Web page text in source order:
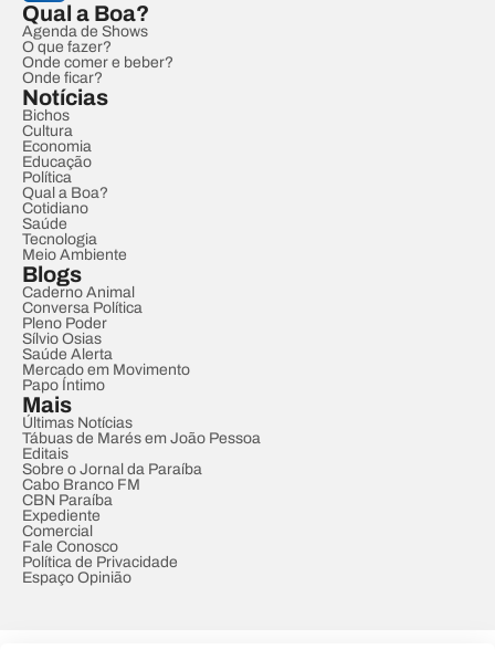
Qual a Boa?
Agenda de Shows
O que fazer?
Onde comer e beber?
Onde ficar?
Notícias
Bichos
Cultura
Economia
Educação
Política
Qual a Boa?
Cotidiano
Saúde
Tecnologia
Meio Ambiente
Blogs
Caderno Animal
Conversa Política
Pleno Poder
Sílvio Osias
Saúde Alerta
Mercado em Movimento
Papo Íntimo
Mais
Últimas Notícias
Tábuas de Marés em João Pessoa
Editais
Sobre o Jornal da Paraíba
Cabo Branco FM
CBN Paraíba
Expediente
Comercial
Fale Conosco
Política de Privacidade
Espaço Opinião